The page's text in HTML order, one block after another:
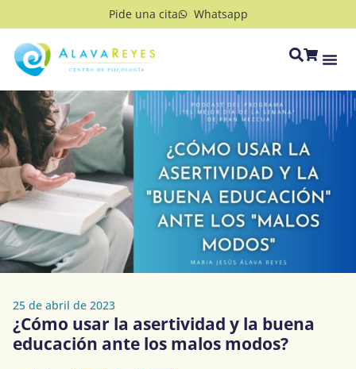
Pide una cita Whatsapp
25 de abril de 2023
¿Cómo usar la asertividad y la buena
educación ante los malos modos?